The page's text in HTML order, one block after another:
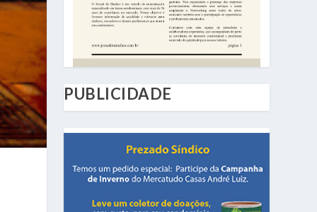
PUBLICIDADE